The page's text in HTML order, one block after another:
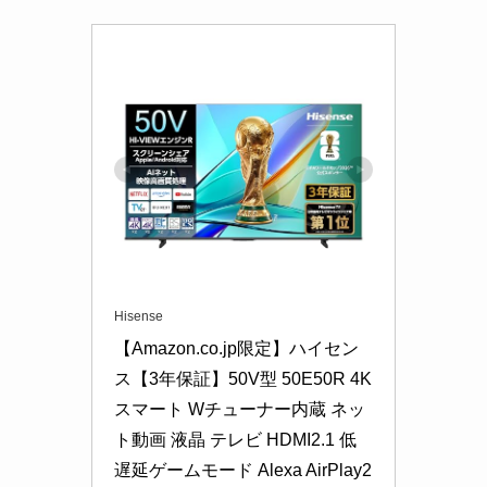
Hisense
【Amazon.co.jp限定】ハイセン
ス【3年保証】50V型 50E50R 4K
スマート Wチューナー内蔵 ネッ
ト動画 液晶 テレビ HDMI2.1 低
遅延ゲームモード Alexa AirPlay2